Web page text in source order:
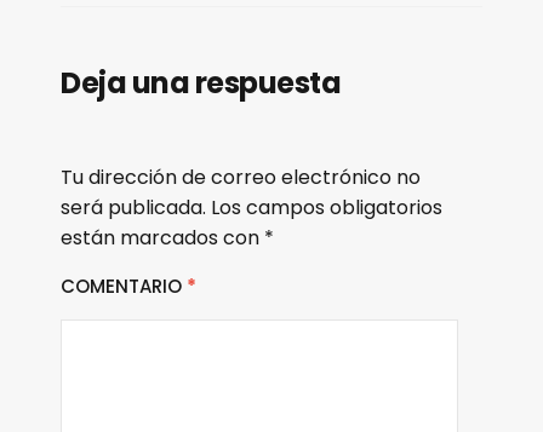
Deja una respuesta
Tu dirección de correo electrónico no
será publicada. Los campos obligatorios
están marcados con *
COMENTARIO *